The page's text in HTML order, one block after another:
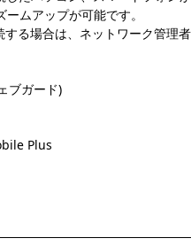
ムアップが可能です。
る場合は、ネットワーク管理者
ブガード)
Plus